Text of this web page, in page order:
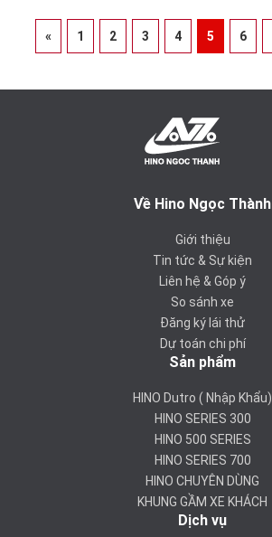
« 1 2 3 4 5 6
Về Hino Ngọc Thành
Giới thiệu
Tin tức & Sự kiện
Liên hệ & Góp ý
So sánh xe
Đăng ký lái thử
Dự toán chi phí
Sản phẩm
HINO Dutro ( Nhập Khẩu)
HINO SERIES 300
HINO 500 SERIES
HINO SERIES 700
HINO CHUYÊN DÙNG
KHUNG GẦM XE KHÁCH
Dịch vụ